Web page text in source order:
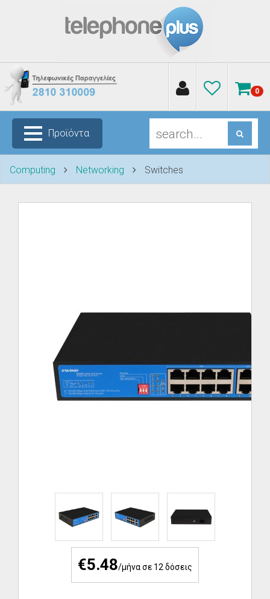
0
Προϊόντα
Computing Networking Switches
€5.48/μήνα σε 12 δόσεις